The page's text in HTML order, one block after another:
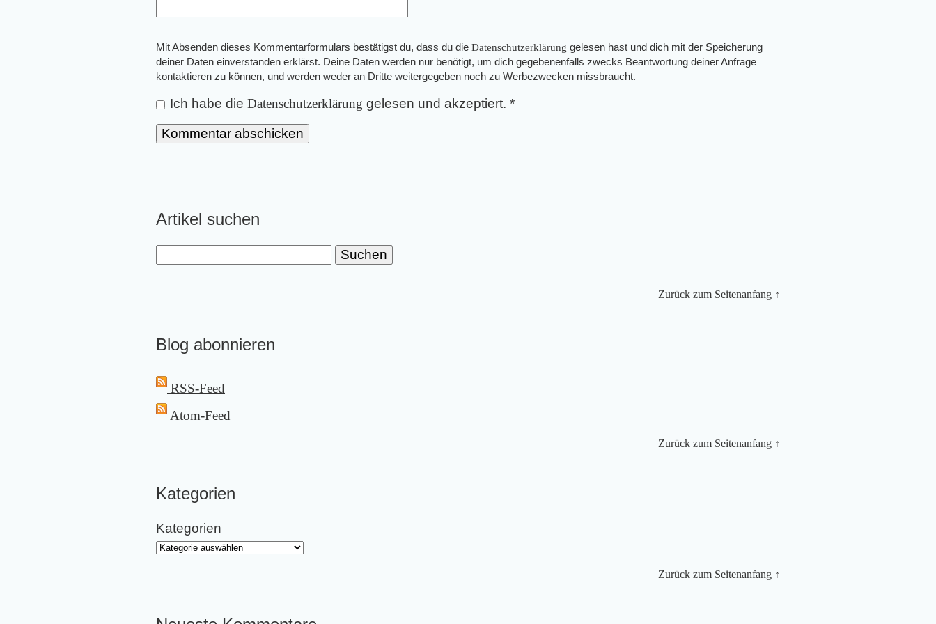
Mit Absenden dieses Kommentarformulars bestätigst du, dass du die Datenschutzerklärung gelesen hast und dich mit der Speicherung
deiner Daten einverstanden erklärst. Deine Daten werden nur benötigt, um dich gegebenenfalls zwecks Beantwortung deiner Anfrage
kontaktieren zu können, und werden weder an Dritte weitergegeben noch zu Werbezwecken missbraucht.
Ich habe die Datenschutzerklärung gelesen und akzeptiert. *
Artikel suchen
Zurück zum Seitenanfang ↑
Blog abonnieren
RSS-Feed
Atom-Feed
Zurück zum Seitenanfang ↑
Kategorien
Kategorien
Zurück zum Seitenanfang ↑